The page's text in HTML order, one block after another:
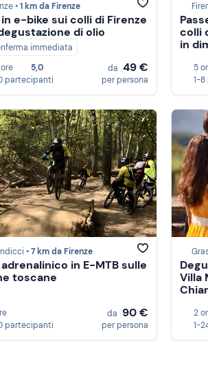
•1 km da Firenze
e-bike sui colli di Firenze
di olio
immediata
5,0
partecipanti
da 49 €
per persona
colli
in
5
1-
•7 km da Firenze
in E-MTB sulle
toscane
partecipanti
da 90 €
per persona
Villa
2
1-